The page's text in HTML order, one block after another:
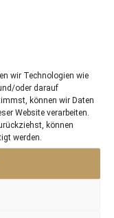
wir Technologien wie
oder darauf
können wir Daten
Website verarbeiten.
können
werden.
Cat